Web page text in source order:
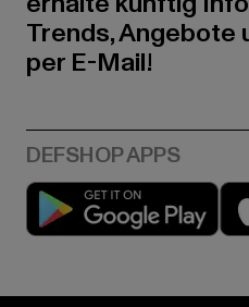
Trends, Angebote
per E-Mail!